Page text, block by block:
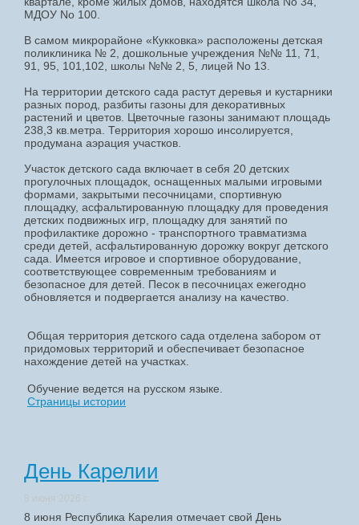
МДОУ No 100.
В самом микрорайоне «Кукковка» расположены детская
поликлиника № 2, дошкольные учреждения №№ 11, 71,
91, 95, 101,102, школы №№ 2, 5, лицей No 13.
На территории детского сада растут деревья и кустарники
разных пород, разбиты газоны для декоративных
растений и цветов. Цветочные газоны занимают площадь
238,3 кв.метра. Территория хорошо инсолируется,
продумана аэрация участков.
Участок детского сада включает в себя 20 детских
прогулочных площадок, оснащенных малыми игровыми
формами, закрытыми песочницами, спортивную
площадку, асфальтированную площадку для проведения
детских подвижных игр, площадку для занятий по
профилактике дорожно - транспортного травматизма
среди детей, асфальтированную дорожку вокруг детского
сада. Имеется игровое и спортивное оборудование,
соответствующее современным требованиям и
безопасное для детей. Песок в песочницах ежегодно
обновляется и подвергается анализу на качество.
Общая территория детского сада отделена забором от
придомовых территорий и обеспечивает безопасное
нахождение детей на участках.
Обучение ведется на русском языке.
Страницы истории
День Карелии
8 июня 2026 г.
8 июня Республика Карелия отмечает свой День